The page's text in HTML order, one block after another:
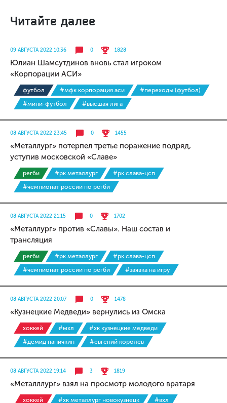
Читайте далее
09 АВГУСТА 2022 10:36 0 1828
Юлиан Шамсутдинов вновь стал игроком
«Корпорации АСИ»
футбол #мфк корпорация аси
#переходы (футбол)
#мини-футбол
#высшая лига
08 АВГУСТА 2022 23:45 0 1455
«Металлург» потерпел третье поражение подряд,
уступив московской «Славе»
регби #рк металлург
#рк слава-цсп
#чемпионат россии по регби
08 АВГУСТА 2022 21:15 0 1702
«Металлург» против «Славы». Наш состав и
трансляция
регби #рк металлург
#рк слава-цсп
#чемпионат россии по регби
#заявка на игру
08 АВГУСТА 2022 20:07 0 1478
«Кузнецкие Медведи» вернулись из Омска
хоккей #мхл
#хк кузнецкие медведи
#демид паничкин
#евгений королев
08 АВГУСТА 2022 19:14 3 1819
«Металллург» взял на просмотр молодого вратаря
хоккей #хк металлург новокузнецк
#вхл